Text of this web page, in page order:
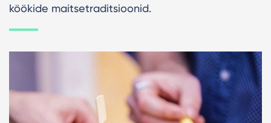
köökide maitsetraditsioonid.